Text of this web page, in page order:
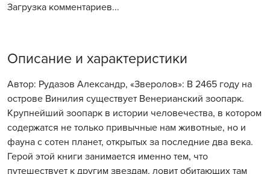
Загрузка комментариев...
Описание и характеристики
Автор: Рудазов Александр, «Зверолов»: В 2465 году на
острове Винилия существует Венерианский зоопарк.
Крупнейший зоопарк в истории человечества, в котором
содержатся не только привычные нам животные, но и
фауна с сотен планет, открытых за последние два века.
Герой этой книги занимается именно тем, что
путешествует к другим звездам, ловит обитающих там